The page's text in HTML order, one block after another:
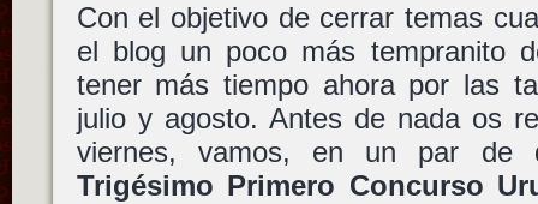
Con el objetivo de cerrar temas
el blog un poco más tempranito
tener más tiempo ahora por las
julio y agosto. Antes de nada os
viernes, vamos, en un par de
Trigésimo Primero Concurso